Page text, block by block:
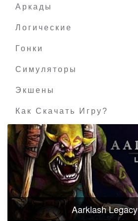
Аркады
Логические
Гонки
Симуляторы
Экшены
Как Скачать Игру?
Aarklash Legacy